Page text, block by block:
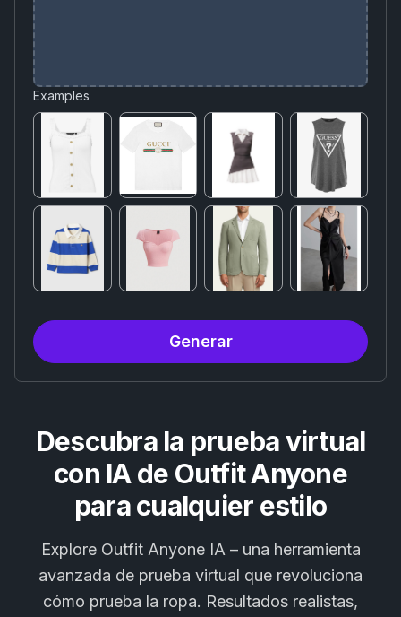
Examples
Generar
Descubra la prueba virtual
con IA de Outfit Anyone
para cualquier estilo
Explore Outfit Anyone IA – una herramienta
avanzada de prueba virtual que revoluciona
cómo prueba la ropa. Resultados realistas,